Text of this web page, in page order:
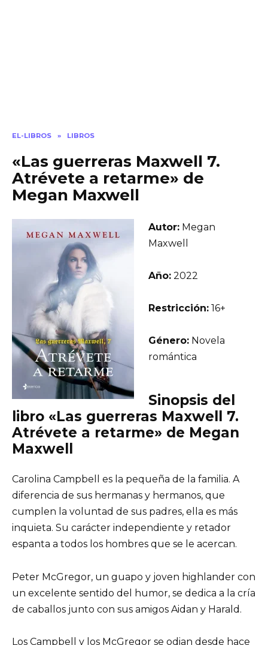
EL-LIBROS » LIBROS
«Las guerreras Maxwell 7.
Atrévete a retarme» de
Megan Maxwell
Autor: Megan
Maxwell
Año: 2022
Restricción: 16+
Género: Novela
romántica
Sinopsis del
libro «Las guerreras Maxwell 7.
Atrévete a retarme» de Megan
Maxwell
Carolina Campbell es la pequeña de la familia. A
diferencia de sus hermanas y hermanos, que
cumplen la voluntad de sus padres, ella es más
inquieta. Su carácter independiente y retador
espanta a todos los hombres que se le acercan.
Peter McGregor, un guapo y joven highlander con
un excelente sentido del humor, se dedica a la cría
de caballos junto con sus amigos Aidan y Harald.
Los Campbell y los McGregor se odian desde hace